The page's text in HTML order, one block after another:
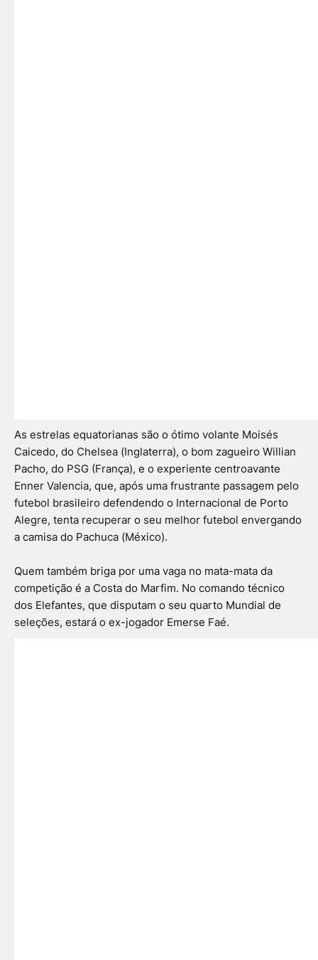
As estrelas equatorianas são o ótimo volante Moisés
Caicedo, do Chelsea (Inglaterra), o bom zagueiro Willian
Pacho, do PSG (França), e o experiente centroavante
Enner Valencia, que, após uma frustrante passagem pelo
futebol brasileiro defendendo o Internacional de Porto
Alegre, tenta recuperar o seu melhor futebol envergando
a camisa do Pachuca (México).
Quem também briga por uma vaga no mata-mata da
competição é a Costa do Marfim. No comando técnico
dos Elefantes, que disputam o seu quarto Mundial de
seleções, estará o ex-jogador Emerse Faé.